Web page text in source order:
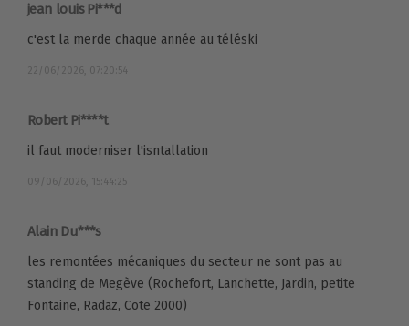
jean louis Pi***d
c'est la merde chaque année au téléski
22/06/2026, 07:20:54
Robert Pi****t
il faut moderniser l'isntallation
09/06/2026, 15:44:25
Alain Du***s
les remontées mécaniques du secteur ne sont pas au
standing de Megève (Rochefort, Lanchette, Jardin, petite
Fontaine, Radaz, Cote 2000)